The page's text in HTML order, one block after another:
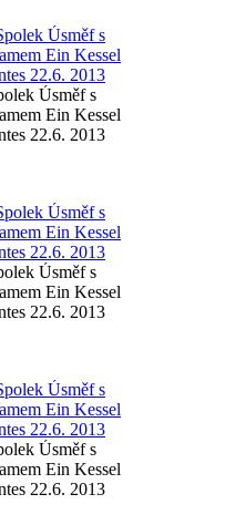
Úsměf s
Ein Kessel
22.6. 2013
Úsměf s
Ein Kessel
22.6. 2013
Úsměf s
Ein Kessel
22.6. 2013